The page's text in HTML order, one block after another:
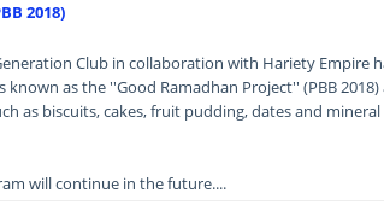
2018)
Club in collaboration with Hariety Empire
known as the ''Good Ramadhan Project'' (PBB
as biscuits, cakes, fruit pudding, dates and
will continue in the future....